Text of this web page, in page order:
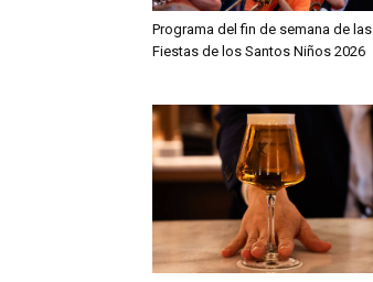
Programa del fin de semana de las
Fiestas de los Santos Niños 2026